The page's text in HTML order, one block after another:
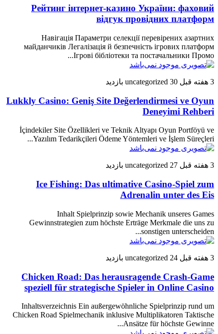
Рейтинг інтернет-казино України: фаховий
відгук провідних платформ
Навігація Параметри селекції перевірених азартних
майданчиків Легалізація й безпечність ігрових платформ
Ігрові бібліотеки та постачальники Промо...
3 هفته قبل uncategorized 30 بازدید
Lukkly Casino: Geniş Site Değerlendirmesi ve Oyun
Deneyimi Rehberi
İçindekiler Site Özellikleri ve Teknik Altyapı Oyun Portföyü ve
Yazılım Tedarikçileri Ödeme Yöntemleri ve İşlem Süreçleri...
3 هفته قبل uncategorized 27 بازدید
Ice Fishing: Das ultimative Casino-Spiel zum
Adrenalin unter des Eis
Inhalt Spielprinzip sowie Mechanik unseres Games
Gewinnstrategien zum höchste Erträge Merkmale die uns zu
sonstigen unterscheiden...
3 هفته قبل uncategorized 24 بازدید
Chicken Road: Das herausragende Crash-Game
speziell für strategische Spieler in Online Casino
Inhaltsverzeichnis Ein außergewöhnliche Spielprinzip rund um
Chicken Road Spielmechanik inklusive Multiplikatoren Taktische
Ansätze für höchste Gewinne...